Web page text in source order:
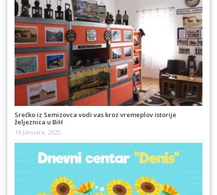
Srećko iz Semizovca vodi vas kroz vremeplov istorije
željeznica u BiH
16 Januara, 2025